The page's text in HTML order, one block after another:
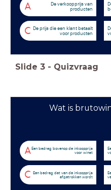
A
De verkoopprijs van
producten
C De prijs die een klant betaalt
voor producten
Slide 3 - Quizvraag
Wat is
AEen bedrag bovenop de inkoopprijs
voor winst
C Een bedrag dat van de inkoopprijs
afgetrokken wordt